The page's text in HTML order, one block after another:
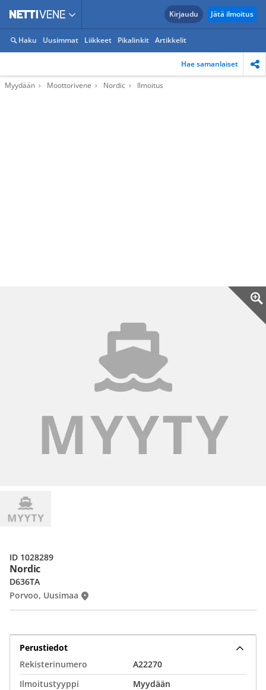
Kirjaudu Jätä ilmoitus
Haku Uusimmat Liikkeet Pikalinkit Artikkelit
Hae samanlaiset
Myydään Moottorivene Nordic Ilmoitus
Nordic
D636TA
Porvoo, Uusimaa
ID 1028289
Perustiedot
Rekisterinumero
A22270
Ilmoitustyyppi
Myydään